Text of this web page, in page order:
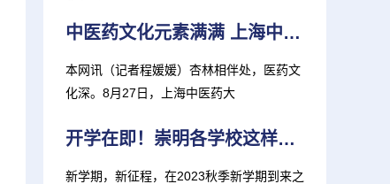
中医药文化元素满满 上海中医大推出新生大礼包
本网讯（记者程媛媛）杏林相伴处，医药文
化深。8月27日，上海中医药大
开学在即！崇明各学校这样准备迎接新学期
新学期，新征程，在2023秋季新学期到来之